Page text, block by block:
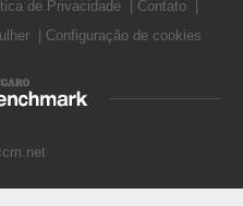
de Privacidade
Contato
Configuração de cookies